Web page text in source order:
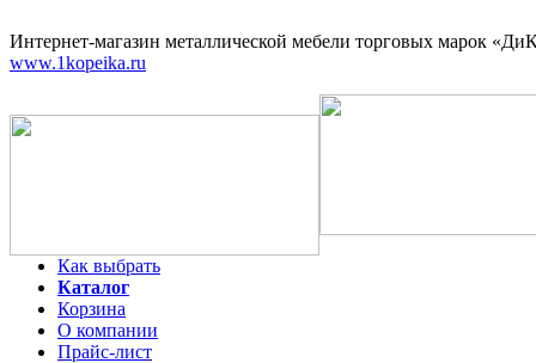
Интернет-магазин металлической мебели торговых марок
www.1kopeika.ru
Как выбрать
Каталог
Корзина
О компании
Прайс-лист